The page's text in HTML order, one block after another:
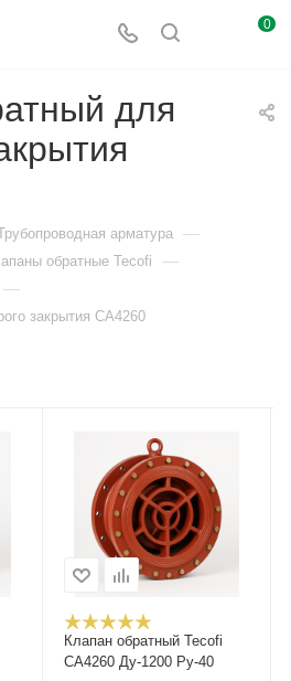
0
для
арматура —
обратные Tecofi —
—
закрытия CA4260
Клапан обратный Tecofi
CA4260 Ду-1200 Ру-40